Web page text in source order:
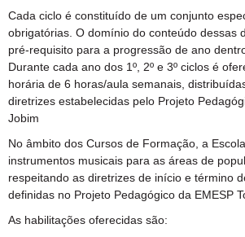
Cada ciclo é constituído de um conjunto
obrigatórias. O domínio do conteúdo dessas
pré-requisito para a progressão de ano
Durante cada ano dos 1º, 2º e 3º ciclos é
horária de 6 horas/aula semanais,
diretrizes estabelecidas pelo Projeto
Jobim
No âmbito dos Cursos de Formação, a
instrumentos musicais para as áreas de
respeitando as diretrizes de início e término
definidas no Projeto Pedagógico da EMESP
As habilitações oferecidas são: